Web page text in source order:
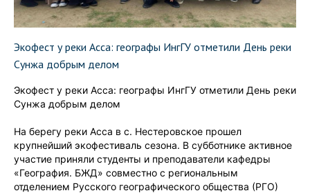
Экофест у реки Асса: географы ИнгГУ отметили День реки
Сунжа добрым делом
Экофест у реки Асса: географы ИнгГУ отметили День реки
Сунжа добрым делом
На берегу реки Асса в с. Нестеровское прошел
крупнейший экофестиваль сезона. В субботнике активное
участие приняли студенты и преподаватели кафедры
«География. БЖД» совместно с региональным
отделением Русского географического общества (РГО)